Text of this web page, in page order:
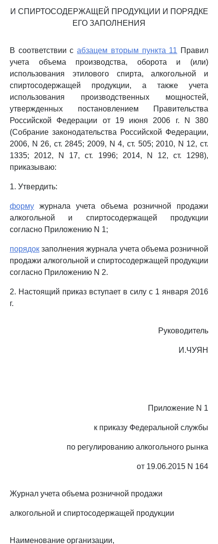
И СПИРТОСОДЕРЖАЩЕЙ ПРОДУКЦИИ И ПОРЯДКЕ
ЕГО ЗАПОЛНЕНИЯ
В соответствии сабзацем вторым пункта 11 Правил
учета объема производства, оборота и (или)
использования этилового спирта, алкогольной и
спиртосодержащей продукции, а также учета
использования производственных мощностей,
утвержденных постановлением Правительства
Российской Федерации от 19 июня 2006 г. N 380
(Собрание законодательства Российской Федерации,
2006, N 26, ст. 2845; 2009, N 4, ст. 505; 2010, N 12, ст.
1335; 2012, N 17, ст. 1996; 2014, N 12, ст. 1298),
приказываю:
1. Утвердить:
форму журнала учета объема розничной продажи
алкогольной и спиртосодержащей продукции
согласно Приложению N 1;
порядок заполнения журнала учета объема розничной
продажи алкогольной и спиртосодержащей продукции
согласно Приложению N 2.
2. Настоящий приказ вступает в силу с 1 января 2016
г.
Руководитель
И.ЧУЯН
Приложение N 1
к приказу Федеральной службы
по регулированию алкогольного рынка
от 19.06.2015 N 164
Журнал учета объема розничной продажи
алкогольной и спиртосодержащей продукции
Наименование организации,